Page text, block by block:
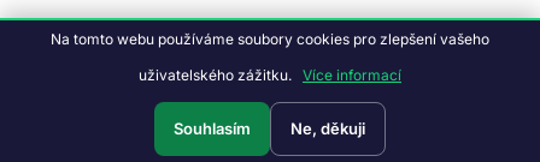
© 2026 EV Magazin.Podmínky a ochrana dat.
Studiografix
Na tomto webu používáme soubory cookies pro zlepšení vašeho
uživatelského zážitku. Více informací
Souhlasím Ne, děkuji